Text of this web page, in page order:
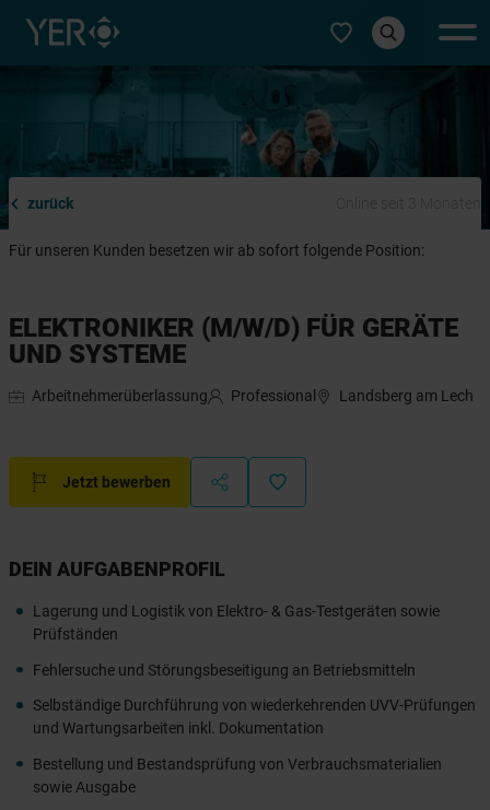
Typ auswählen
zurück
Für unseren Kunden besetzen wir ab sofort folgende Position:
ELEKTRONIKER (M/W/D) FÜR GERÄTE
UND SYSTEME
Arbeitnehmerüberlassung Professional Landsberg am Lech
Jetzt bewerben
DEIN AUFGABENPROFIL
Lagerung und Logistik von Elektro- & Gas-Testgeräten sowie
Prüfständen
Fehlersuche und Störungsbeseitigung an Betriebsmitteln
Selbständige Durchführung von wiederkehrenden UVV-Prüfungen
und Wartungsarbeiten inkl. Dokumentation
Bestellung und Bestandsprüfung von Verbrauchsmaterialien
sowie Ausgabe